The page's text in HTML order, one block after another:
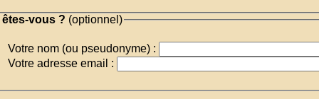
êtes-vous ? (optionnel)
Votre nom (ou pseudonyme) :
Votre adresse email :